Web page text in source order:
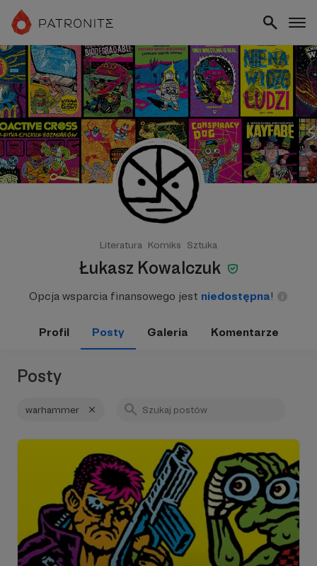
Literatura Komiks Sztuka
Łukasz Kowalczuk
Opcja wsparcia finansowego jest niedostępna!
Profil Posty Galeria Komentarze
Posty
warhammer